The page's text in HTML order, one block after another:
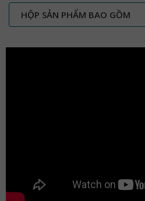
HỘP SẢN PHẨM BAO GỒM